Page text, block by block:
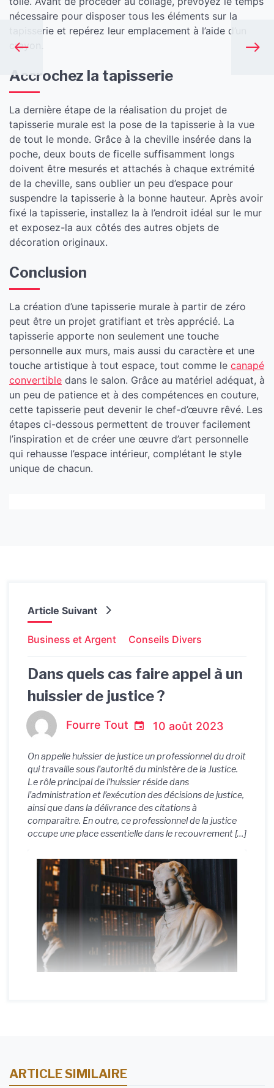
nécessaire pour disposer tous les éléments sur la
tapisserie et repérez leur emplacement à l’aide d’un
crayon.
Accrochez la tapisserie
La dernière étape de la réalisation du projet de
tapisserie murale est la pose de la tapisserie à la vue
de tout le monde. Grâce à la cheville insérée dans la
poche, deux bouts de ficelle suffisamment longs
doivent être mesurés et attachés à chaque extrémité
de la cheville, sans oublier un peu d’espace pour
suspendre la tapisserie à la bonne hauteur. Après avoir
fixé la tapisserie, installez la à l’endroit idéal sur le mur
et exposez-la aux côtés des autres objets de
décoration originaux.
Conclusion
La création d’une tapisserie murale à partir de zéro
peut être un projet gratifiant et très apprécié. La
tapisserie apporte non seulement une touche
personnelle aux murs, mais aussi du caractère et une
touche artistique à tout espace, tout comme le canapé
convertible dans le salon. Grâce au matériel adéquat, à
un peu de patience et à des compétences en couture,
cette tapisserie peut devenir le chef-d’œuvre rêvé. Les
étapes ci-dessous permettent de trouver facilement
l’inspiration et de créer une œuvre d’art personnelle
qui rehausse l’espace intérieur, complétant le style
unique de chacun.
Article Suivant
Business et Argent Conseils Divers
Dans quels cas faire appel à un
huissier de justice ?
Fourre Tout 10 août 2023
On appelle huissier de justice un professionnel du droit
qui travaille sous l’autorité du ministère de la Justice.
Le rôle principal de l’huissier réside dans
l’administration et l’exécution des décisions de justice,
ainsi que dans la délivrance des citations à
comparaître. En outre, ce professionnel de la justice
occupe une place essentielle dans le recouvrement […]
ARTICLE SIMILAIRE